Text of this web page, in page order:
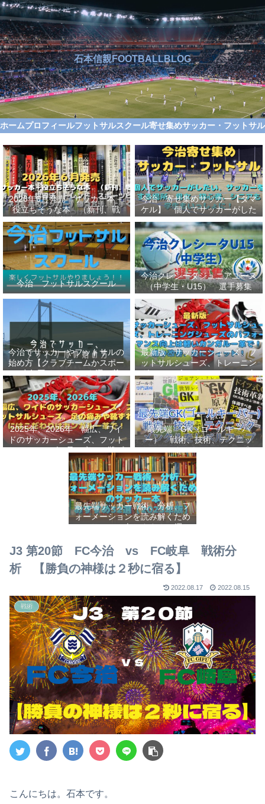
石本信親FOOTBALLBLOG
ホームプロフィールフットサルスクール寄せ集めサッカー・フット
2026年6月発売 サッカー本＋
役立ちそうな本 （新刊、戦
術、自伝、指導法、トレンド、
スポーツビジネス、高校サッカ
ー）勝つ方法、上手くなる方法
を見つけよう！
今治 寄せ集めサッカー【タマ
ケル】 個人でサッカーがした
い、サッカーをする場所、男
女、初心者、シニアも学生もい
っしょに！【タマケル】
今治 フットサルスクール
今治クレシータジュニアユース
（中学生・U15） 選手募集
今治でサッカーやフットサルの
始め方【クラブチームかスポー
ツ少年団かスクールを選ぶ基
準】小学生、幼児（年長・年
中）、サッカー
最新版 サッカーシューズ、フ
ットサルシューズ、トレーニン
グシューズのパフォーマンス向
上は軽いカンガルー革で！痛み
改善、足にフィット！
2025年、2026年 幅広、ワイ
ドのサッカーシューズ、フット
サルシューズ、足の痛みや靴ず
れにはこだわりはカンガルー革
で！
最先端 GK（ゴールキーパ
ー） 戦術、技術、テクニッ
ク、メンタルをレベルアップし
世界基準へ 練習メニューなど
選手、指導者おすすめ本 11
選
最先端サッカー戦術、分析、フ
ォーメーションを読み解くため
のサッカー本おすすめ32選
J3 第20節 FC今治 vs FC岐阜 戦術分
析 【勝負の神様は２秒に宿る】
2022.08.17 2022.08.15
戦術
こんにちは。石本です。